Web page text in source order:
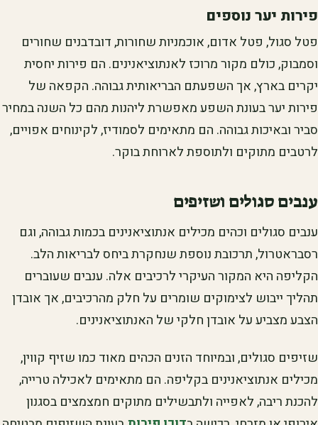
פירות יער נוספים
פטל סגול, פטל אדום, אוכמניות שחורות, דובדבנים שחורים
וסמבוק, כולם מקור מרוכז לאנתוציאנינים. הם פירות יחסית
יקרים בארץ, אך השפעתם הבריאותית גבוהה. הקפאה של
פירות יער בעונת השפע מאפשרת ליהנות מהם כל השנה במחיר
סביר ובאיכות גבוהה. הם מתאימים לסמודיז, לקינוחים אפויים,
לרטבים מתוקים ולתוספת לארוחת בוקר.
ענבים סגולים ושזיפים
ענבים סגולים וכהים מכילים אנתוציאנינים בכמות גבוהה, וגם
רסבראטרול, תרכובת נוספת שנחקרת ביחס לבריאות הלב.
הקליפה היא המקור העיקרי לרכיבים אלה. ענבים שעוברים
תהליך ייבוש לצימוקים שומרים על חלק מהרכיבים, אך אובדן
הצבע מצביע על אובדן חלקי של האנתוציאנינים.
שזיפים סגולים, ובמיוחד הזנים הכהים מאוד כמו שזיף קווין,
מכילים אנתוציאנינים בקליפה. הם מתאימים לאכילה טרייה,
להכנת ריבה, לאפייה ולתבשילים מתוקים חמצמצים בסגנון